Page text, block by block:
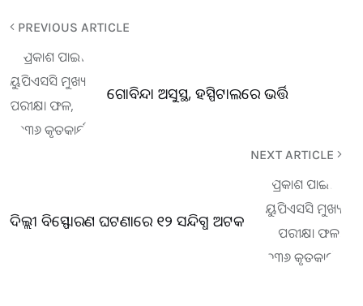
PREVIOUS ARTICLE
ଗୋବିନ୍ଦା ଅସୁସ୍ଥ, ହସ୍ପିଟାଲରେ ଭର୍ତ୍ତି
NEXT ARTICLE
ଦିଲ୍ଲୀ ବିସ୍ଫୋରଣ ଘଟଣାରେ ୧୨ ସନ୍ଦିଗ୍ଧ ଅଟକ